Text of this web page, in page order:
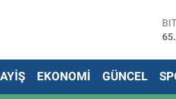
EKONOMİ GÜNCEL